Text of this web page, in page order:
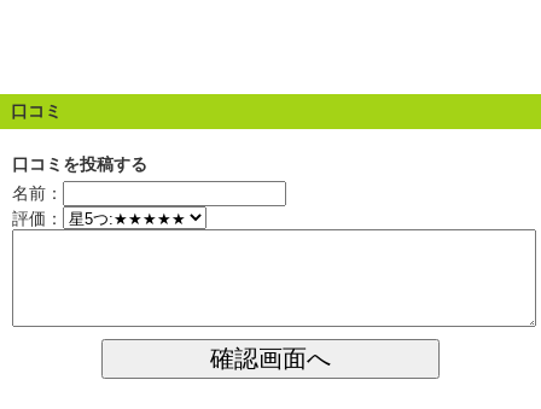
口コミ
口コミを投稿する
名前：
評価：